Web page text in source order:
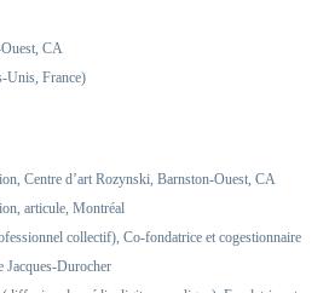
CA
Unis, France)
Centre d’art Rozynski, Barnston-Ouest, CA
articule, Montréal
collectif), Co-fondatrice et cogestionnaire
Jacques-Durocher